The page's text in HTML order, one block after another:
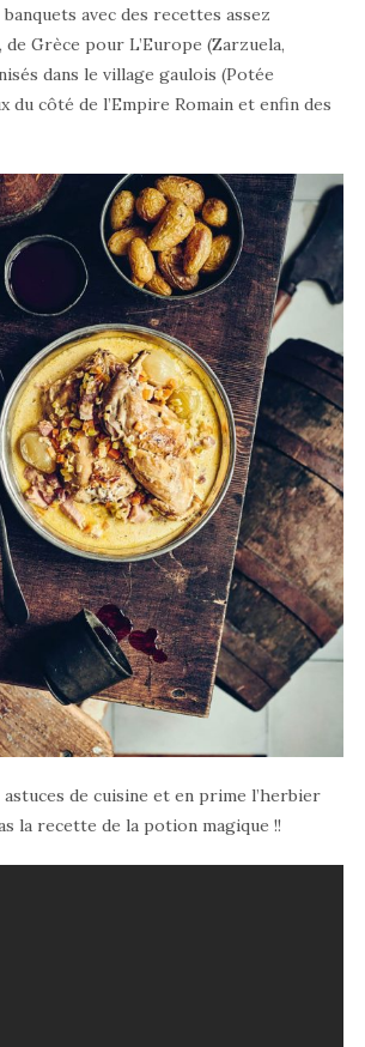
avec des recettes assez
Grèce pour L’Europe (Zarzuela,
dans le village gaulois (Potée
du côté de l’Empire Romain et enfin des
de cuisine et en prime l’herbier
la recette de la potion magique !!